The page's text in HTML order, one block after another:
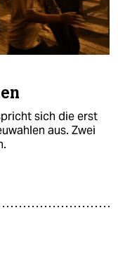
sich die erst
aus. Zwei